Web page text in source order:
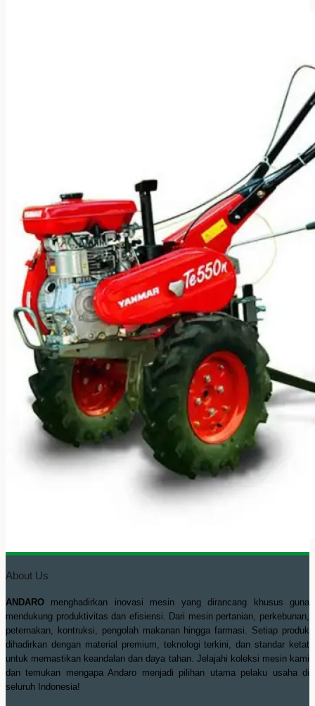
About Us
ANDARO menghadirkan inovasi mesin yang dirancang khusus guna
mendukung produktivitas dan efisiensi. Dari mesin pertanian, perkebunan,
peternakan, kontruksi, pengolah makanan hingga farmasi. Setiap produk
dihadirkan dengan material premium, teknologi terkini, dan standar ketat
untuk memastikan keandalan dan daya tahan. Jelajahi koleksi mesin kami
dan temukan mengapa Andaro menjadi pilihan utama pelaku usaha di
seluruh Indonesia!